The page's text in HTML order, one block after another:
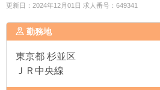
更新日：2024年12月01日 求人番号：649341
勤務地
東京都 杉並区
ＪＲ中央線